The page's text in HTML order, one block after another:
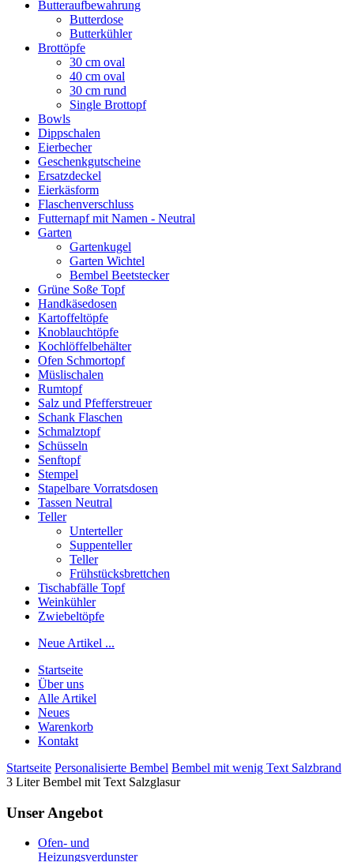
Butteraufbewahrung
Butterdose
Butterkühler
Brottöpfe
30 cm oval
40 cm oval
30 cm rund
Single Brottopf
Bowls
Dippschalen
Eierbecher
Geschenkgutscheine
Ersatzdeckel
Eierkäsform
Flaschenverschluss
Futternapf mit Namen - Neutral
Garten
Gartenkugel
Garten Wichtel
Bembel Beetstecker
Grüne Soße Topf
Handkäsedosen
Kartoffeltöpfe
Knoblauchtöpfe
Kochlöffelbehälter
Ofen Schmortopf
Müslischalen
Rumtopf
Salz und Pfefferstreuer
Schank Flaschen
Schmalztopf
Schüsseln
Senftopf
Stempel
Stapelbare Vorratsdosen
Tassen Neutral
Teller
Unterteller
Suppenteller
Teller
Frühstücksbrettchen
Tischabfälle Topf
Weinkühler
Zwiebeltöpfe
Neue Artikel ...
Startseite
Über uns
Alle Artikel
Neues
Warenkorb
Kontakt
Startseite Personalisierte Bembel Bembel mit wenig Text Salzbrand
3 Liter Bembel mit Text Salzglasur
Unser Angebot
Ofen- und
Heizungsverdunster